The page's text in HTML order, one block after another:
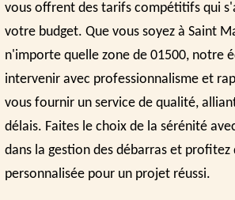
vous offrent des tarifs compétitifs qui
votre budget. Que vous soyez à Saint
n'importe quelle zone de 01500, notre
intervenir avec professionnalisme et
vous fournir un service de qualité,
délais. Faites le choix de la sérénité
dans la gestion des débarras et
personnalisée pour un projet réussi.